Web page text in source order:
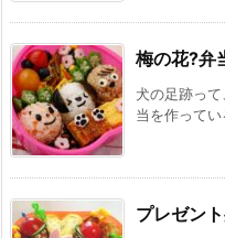
梅の花?弁
犬の足跡っ
当を作って
プレゼン